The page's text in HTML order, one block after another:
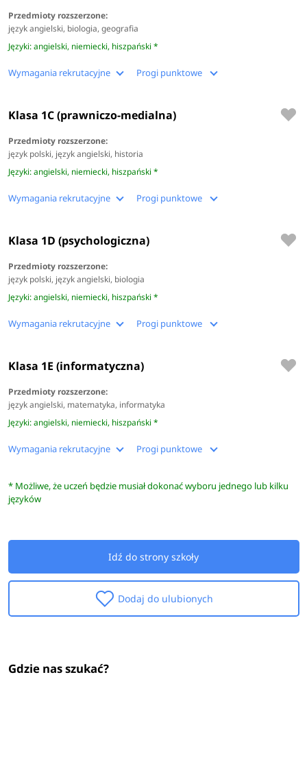
Przedmioty rozszerzone:
język angielski, biologia, geografia
Języki: angielski, niemiecki, hiszpański *
Wymagania rekrutacyjne Progi punktowe
Klasa 1C (prawniczo-medialna)
Przedmioty rozszerzone:
język polski, język angielski, historia
Języki: angielski, niemiecki, hiszpański *
Wymagania rekrutacyjne Progi punktowe
Klasa 1D (psychologiczna)
Przedmioty rozszerzone:
język polski, język angielski, biologia
Języki: angielski, niemiecki, hiszpański *
Wymagania rekrutacyjne Progi punktowe
Klasa 1E (informatyczna)
Przedmioty rozszerzone:
język angielski, matematyka, informatyka
Języki: angielski, niemiecki, hiszpański *
Wymagania rekrutacyjne Progi punktowe
* Możliwe, że uczeń będzie musiał dokonać wyboru jednego lub kilku
języków
Idź do strony szkoły
Dodaj do ulubionych
Gdzie nas szukać?